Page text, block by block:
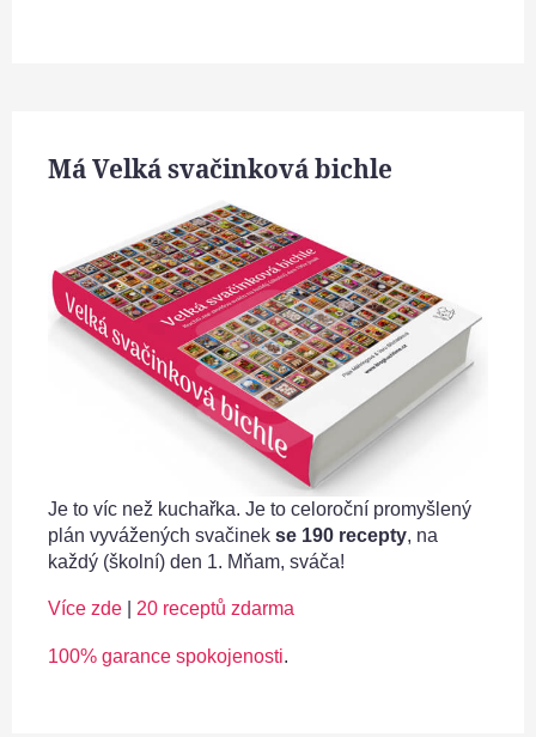
Má Velká svačinková bichle
Je to víc než kuchařka. Je to celoroční promyšlený
plán vyvážených svačinek se 190 recepty, na
každý (školní) den 1. Mňam, sváča!
Více zde 20 receptů zdarma
100% garance spokojenosti.